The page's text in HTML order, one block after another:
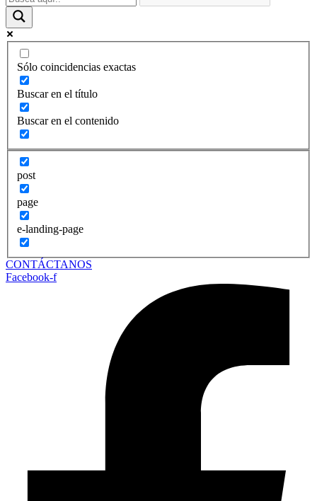
Sólo coincidencias exactas
Buscar en el título
Buscar en el contenido
post
page
e-landing-page
CONTÁCTANOS
Facebook-f